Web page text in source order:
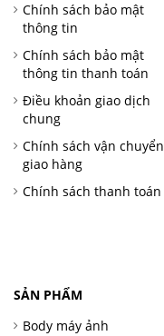
Chính sách bảo mật
thông tin
Chính sách bảo mật
thông tin thanh toán
Điều khoản giao dịch
chung
Chính sách vận chuyển
giao hàng
Chính sách thanh toán
SẢN PHẨM
Body máy ảnh